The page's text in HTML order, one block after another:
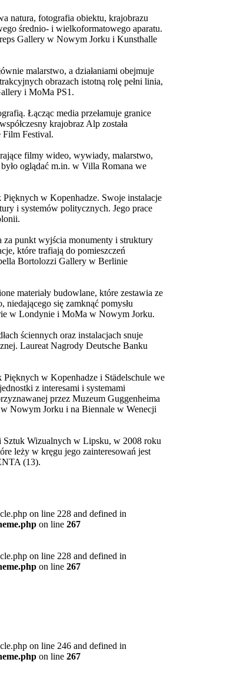
natura, fotografia obiektu, krajobrazu
średnio- i wielkoformatowego aparatu.
Gallery w Nowym Jorku i Kunsthalle
malarstwo, a działaniami obejmuje
obrazach istotną rolę pełni linia,
i MoMa PS1.
Łącząc media przełamuje granice
krajobraz Alp została
Film Festival.
filmy wideo, wywiady, malarstwo,
oglądać m.in. w Villa Romana we
w Kopenhadze. Swoje instalacje
i systemów politycznych. Jego prace
za punkt wyjścia monumenty i struktury
które trafiają do pomieszczeń
Bortolozzi Gallery w Berlinie
materiały budowlane, które zestawia ze
się zamknąć pomysłu
w Londynie i MoMa w Nowym Jorku.
ściennych oraz instalacjach snuje
Laureat Nagrody Deutsche Banku
w Kopenhadze i Städelschule we
z interesami i systemami
przez Muzeum Guggenheima
Nowym Jorku i na Biennale w Wenecji
Sztuk Wizualnych w Lipsku, w 2008 roku
leży w kręgu jego zainteresowań jest
(13).
on line 228 and defined in
on line 267
on line 228 and defined in
on line 267
on line 246 and defined in
on line 267